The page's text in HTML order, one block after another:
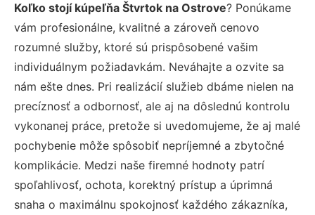
Koľko stojí kúpeľňa Štvrtok na Ostrove? Ponúkame
vám profesionálne, kvalitné a zároveň cenovo
rozumné služby, ktoré sú prispôsobené vašim
individuálnym požiadavkám. Neváhajte a ozvite sa
nám ešte dnes. Pri realizácií služieb dbáme nielen na
precíznosť a odbornosť, ale aj na dôslednú kontrolu
vykonanej práce, pretože si uvedomujeme, že aj malé
pochybenie môže spôsobiť nepríjemné a zbytočné
komplikácie. Medzi naše firemné hodnoty patrí
spoľahlivosť, ochota, korektný prístup a úprimná
snaha o maximálnu spokojnosť každého zákazníka,